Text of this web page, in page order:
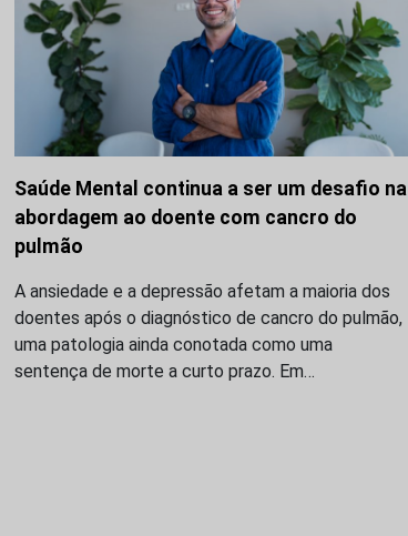
Saúde Mental continua a ser um desafio na
abordagem ao doente com cancro do
pulmão
A ansiedade e a depressão afetam a maioria dos
doentes após o diagnóstico de cancro do pulmão,
uma patologia ainda conotada como uma
sentença de morte a curto prazo. Em…